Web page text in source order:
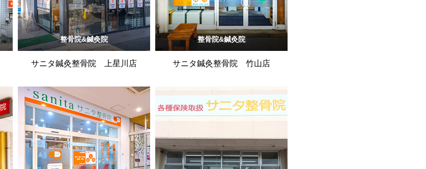
整骨院&鍼灸院
サニタ鍼灸整骨院 上星川店
整骨院&鍼灸院
サニタ鍼灸整骨院 竹山店